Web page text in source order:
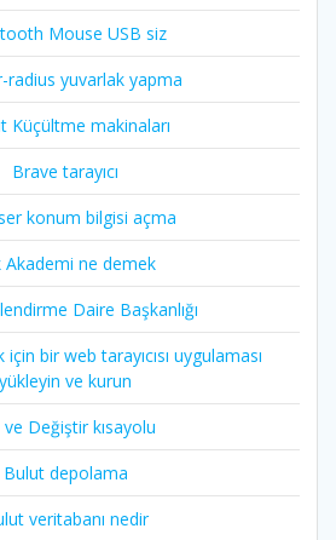
Mouse USB siz
radius yuvarlak yapma
Küçültme makinaları
Brave tarayıcı
konum bilgisi açma
Akademi ne demek
Daire Başkanlığı
bir web tarayıcısı uygulaması
yükleyin ve kurun
ve Değiştir kısayolu
Bulut depolama
veritabanı nedir